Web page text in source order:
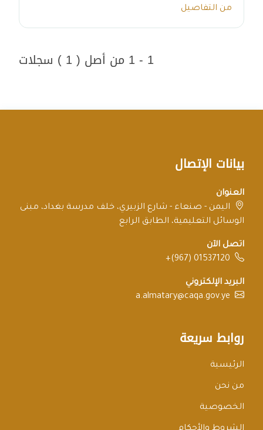
من التفاصيل
1 - 1 من أصل ( 1 ) سجلات
بيانات الإتصال
العنوان
اليمن - صنعاء - شارع الزبيري، خلف مدرسة بغداد، مبنى
الوسائل التعليمية، الطابق الرابع
اتصل الآن
+(967) 01537120
البريد الإلكتروني
a.almatary@caqa.gov.ye
روابط سريعة
الرئيسية
من نحن
الخصوصية